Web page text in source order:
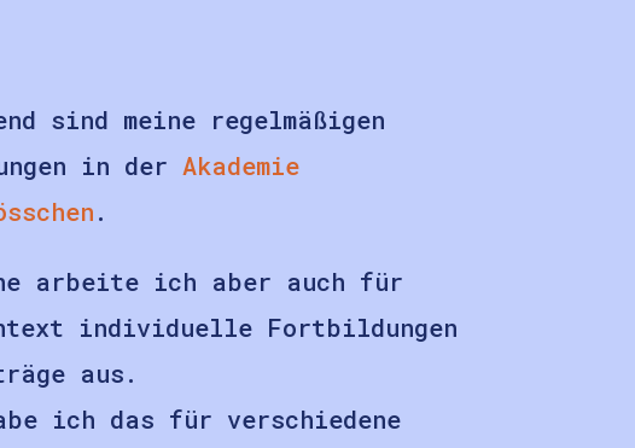
sind meine regelmäßigen
in der Akademie
.
arbeite ich aber auch für
individuelle Fortbildungen
aus.
ich das für verschiedene